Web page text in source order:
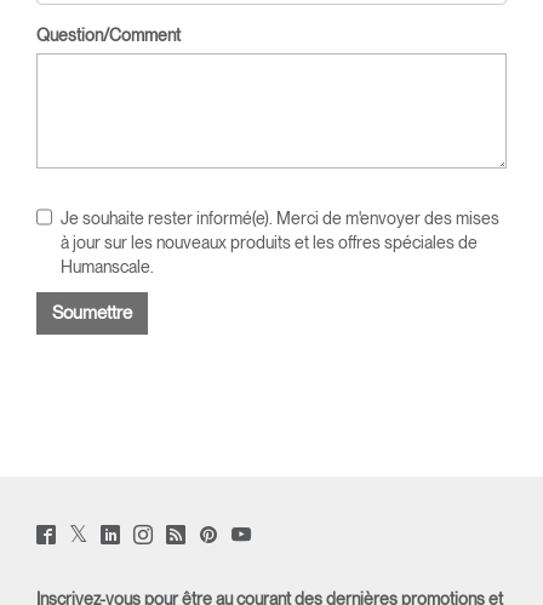
Question/Comment
Je souhaite rester informé(e). Merci de m'envoyer des mises
à jour sur les nouveaux produits et les offres spéciales de
Humanscale.
Facebook
(opens
Twitter
(opens
LinkedIn
(opens
Instagram
(opens
Humanscale
Blog
window)
PinterstYouTube
Inscrivez-vous pour être au courant des dernières promotions et